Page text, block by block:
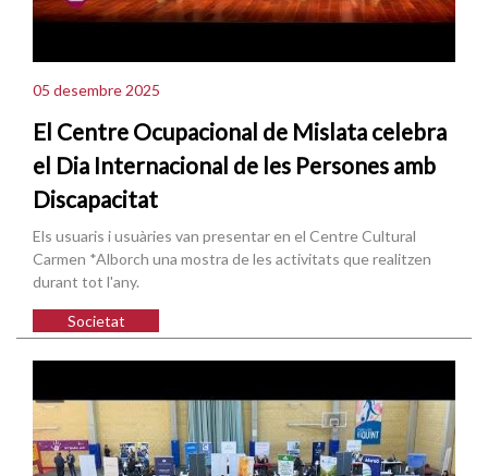
05 desembre 2025
El Centre Ocupacional de Mislata celebra
el Dia Internacional de les Persones amb
Discapacitat
Els usuaris i usuàries van presentar en el Centre Cultural
Carmen *Alborch una mostra de les activitats que realitzen
durant tot l'any.
Societat